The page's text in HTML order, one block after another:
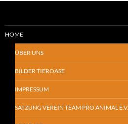
HOME
ÜBER UNS
BILDER TIEROASE
IMPRESSUM
SATZUNG VEREIN TEAM PRO ANIMAL E.V.